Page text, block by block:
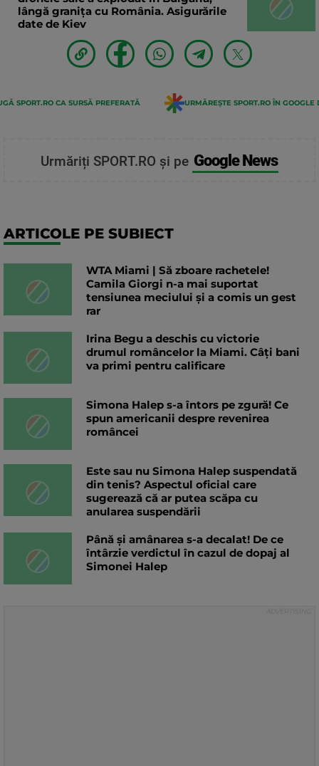
lângă granița cu România. Asigurările
date de Kiev
SPORT.RO CA SURSĂ PREFERATĂ URMĂREȘTE SPORT.RO ÎN GOOGLE
Urmăriți SPORT.RO și pe Google News
ARTICOLE PE SUBIECT
WTA Miami | Să zboare rachetele!
Camila Giorgi n-a mai suportat
tensiunea meciului și a comis un gest
rar
Irina Begu a deschis cu victorie
drumul româncelor la Miami. Câți bani
va primi pentru calificare
Simona Halep s-a întors pe zgură! Ce
spun americanii despre revenirea
româncei
Este sau nu Simona Halep suspendată
din tenis? Aspectul oficial care
sugerează că ar putea scăpa cu
anularea suspendării
Până și amânarea s-a decalat! De ce
întârzie verdictul în cazul de dopaj al
Simonei Halep